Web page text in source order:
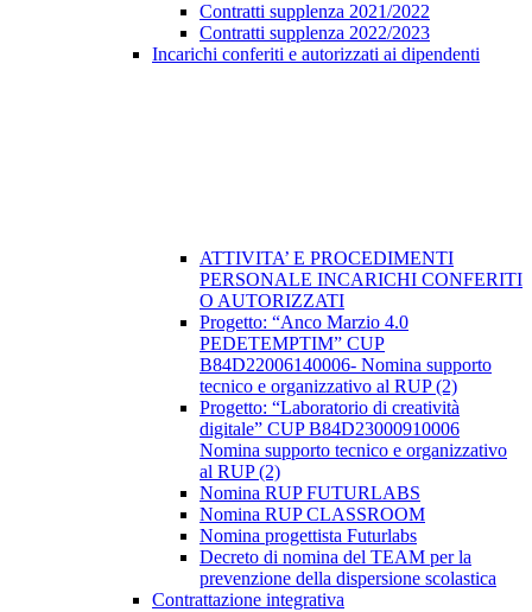
Contratti supplenza 2021/2022
Contratti supplenza 2022/2023
Incarichi conferiti e autorizzati ai dipendenti
ATTIVITA’ E PROCEDIMENTI
PERSONALE INCARICHI CONFERITI
O AUTORIZZATI
Progetto: “Anco Marzio 4.0
PEDETEMPTIM” CUP
B84D22006140006- Nomina supporto
tecnico e organizzativo al RUP (2)
Progetto: “Laboratorio di creatività
digitale” CUP B84D23000910006
Nomina supporto tecnico e organizzativo
al RUP (2)
Nomina RUP FUTURLABS
Nomina RUP CLASSROOM
Nomina progettista Futurlabs
Decreto di nomina del TEAM per la
prevenzione della dispersione scolastica
Contrattazione integrativa